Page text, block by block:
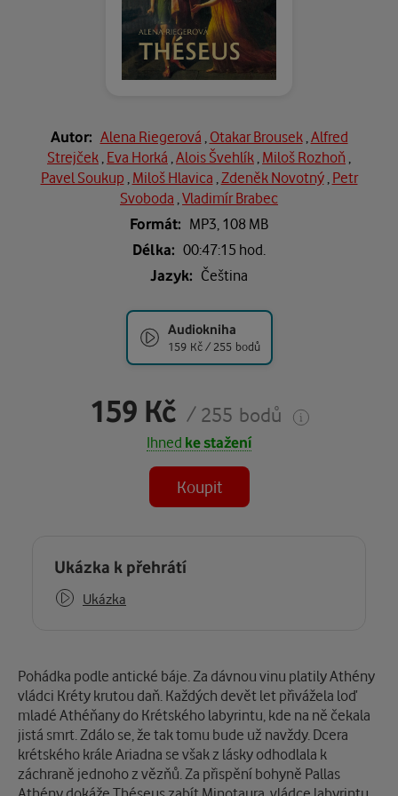
Autor: Alena Riegerová Otakar Brousek, Alfred
Strejček Eva Horká Alois Švehlík Miloš Rozhoň
Pavel Soukup Miloš Hlavica Zdeněk Novotný, Petr
Svoboda Vladimír Brabec
Formát: MP3, 108 MB
Délka: 00:47:15 hod.
Jazyk: Čeština
Audiokniha
159 Kč / 255 bodů
159 Kč / 255 bodů
Ihned ke stažení
Koupit
Ukázka k přehrátí
Ukázka
Popis
Pohádka podle antické báje. Za dávnou vinu platily Athény
vládci Kréty krutou daň. Každých devět let přivážela loď
mladé Athéňany do Krétského labyrintu, kde na ně čekala
jistá smrt. Zdálo se, že tak tomu bude už navždy. Dcera
krétského krále Ariadna se však z lásky odhodlala k
záchraně jednoho z vězňů. Za přispění bohyně Pallas